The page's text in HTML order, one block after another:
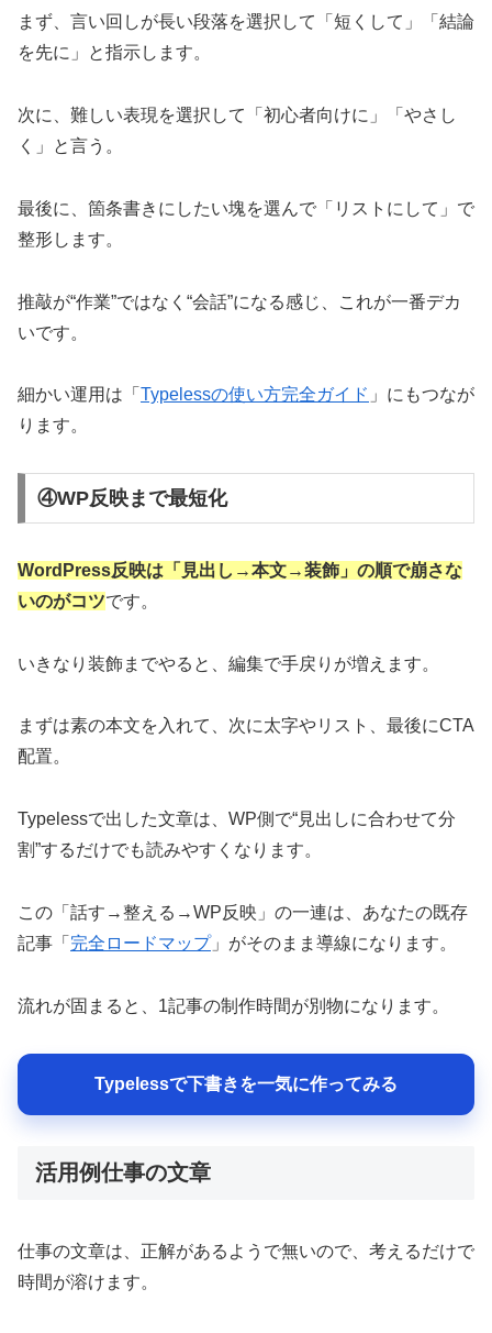
まず、言い回しが長い段落を選択して「短くして」「結論
を先に」と指示します。
次に、難しい表現を選択して「初心者向けに」「やさし
く」と言う。
最後に、箇条書きにしたい塊を選んで「リストにして」で
整形します。
推敲が“作業”ではなく“会話”になる感じ、これが一番デカ
いです。
細かい運用は「 Typelessの使い方完全ガイド 」にもつなが
ります。
④WP反映まで最短化
WordPress反映は「見出し→本文→装飾」の順で崩さな
いのがコツです。
いきなり装飾までやると、編集で手戻りが増えます。
まずは素の本文を入れて、次に太字やリスト、最後にCTA
配置。
Typelessで出した文章は、WP側で“見出しに合わせて分
割”するだけでも読みやすくなります。
この「話す→整える→WP反映」の一連は、あなたの既存
記事「 完全ロードマップ」がそのまま導線になります。
流れが固まると、1記事の制作時間が別物になります。
Typelessで下書きを一気に作ってみる
活用例仕事の文章
仕事の文章は、正解があるようで無いので、考えるだけで
時間が溶けます。